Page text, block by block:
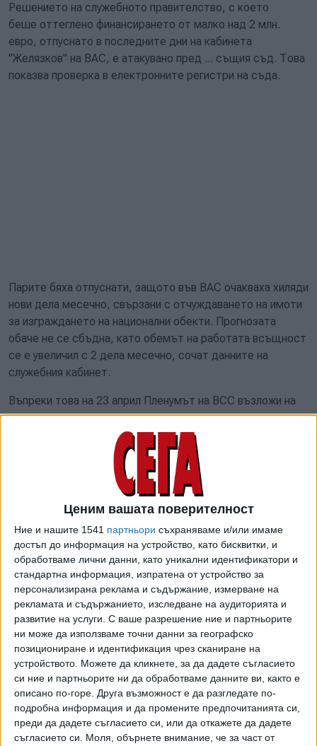
Ценим вашата поверителност
Ние и нашите 1541 партньори съхраняваме и/или имаме
достъп до информация на устройство, като бисквитки, и
обработваме лични данни, като уникални идентификатори и
стандартна информация, изпратена от устройство за
персонализирана реклама и съдържание, измерване на
рекламата и съдържанието, изследване на аудиторията и
развитие на услуги. С ваше разрешение ние и партньорите
ни може да използваме точни данни за географско
позициониране и идентификация чрез сканиране на
устройството. Можете да кликнете, за да дадете съгласието
си ние и партньорите ни да обработваме данните ви, както е
описано по-горе. Друга възможност е да разгледате по-
подробна информация и да промените предпочитанията си,
преди да дадете съгласието си, или да откажете да дадете
съгласието си. Моля, обърнете внимание, че за част от
Решението на служебното правителство, с което
беше оттеглено финансирането от малко над 2 млн.
евро, отпуснато в последните дни на кабинета
"Желязков" на ВАС, е атакувано пред ... същия съд. Това
показва проверка в електронните регистри на съда.
Парите бяха отпуснати, защото във ВАС очакваха хиляди
нови дела месечно, свързани с отчуждаването на имоти
за изграждането на национални обекти. Прогнозата
обаче не се сбъдна, като обемът на работата всъщност
се е увеличил с 2 дела месечно, сочат данните на
служебния кабинет.
Въпреки това на 23 април Пленумът на ВСС възложи на
правната дирекция да анализира основанията за
решението на кабинета "Гюров" и при констатиране на
нарушение, то да бъде обжалвано. Жалбата е пратена
във ВАС още същия ден. А 5 дни по-късно ВАС е
разпоредил жалбата да се изпрати на Министерския
съвет за отговор и окомплектоване на преписката.
Както "Сега" писа през февруари, ВАС се кани да си
разкрие нова, трета колегия. Тя ще се ръководи от нов
зам.-председател на съда, ще има още един шеф на
отделение и 14 редови съдии. Очакваше се да бъдат
назначени също 9 съдебни помощници (любима
длъжност за децата на хора от системата), 7
секретари, 7 деловодители. Освен всичко ще има един
секретар на председателя, както и шофьор.
Решението за отпускането на 2 098 877 евро за ВАС за
2026 г. беше взето на 28 януари, явно по спешност,
вероятно за да се случи преди служебния кабинет, без
дори да бъде съгласувано с Висшия съдебен съвет.